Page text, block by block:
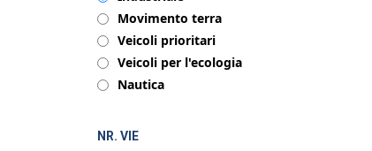
Movimento terra
Veicoli prioritari
Veicoli per l'ecologia
Nautica
NR. VIE